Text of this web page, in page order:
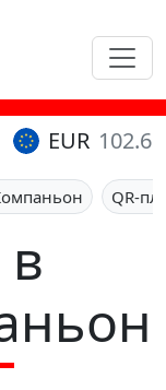
EUR 102.65
QR-